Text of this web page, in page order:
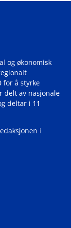
og økonomisk
for å styrke
delt av nasjonale
deltar i 11
i